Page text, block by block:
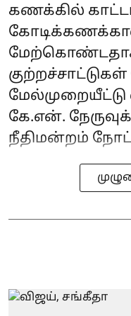
கணக்கில்
கே.என்.
நீதிமன்றம்